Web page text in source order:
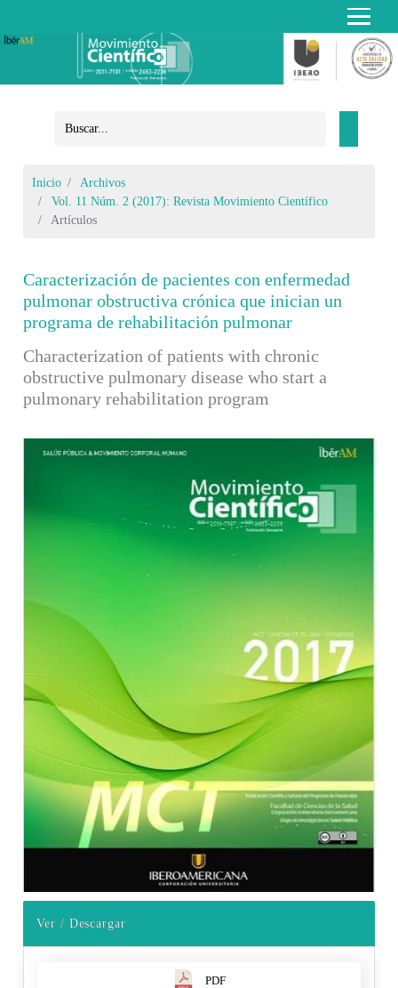
Inicio
Archivos
Vol. 11 Núm. 2 (2017): Revista Movimiento Científico
Artículos
Caracterización de pacientes con enfermedad
pulmonar obstructiva crónica que inician un
programa de rehabilitación pulmonar
Characterization of patients with chronic
obstructive pulmonary disease who start a
pulmonary rehabilitation program
Barra lateral del artículo
Ver / Descargar
PDF